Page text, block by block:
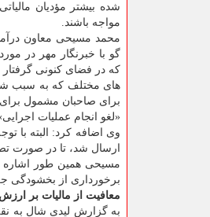
شده بیشتر مؤدیان
مواجه باشند.
محمد مسیحی معاون
گو با خبرنگار مهر در
كه در فضای كنونی
های مختلف كه به سبب
برای صاحبان مشمول
«لغو انجام عملیات
وی اضافه كرد: البته با
ارسال شد، تا در صورت
مسیحی همین طور اشاره
برخورداری از بخشودگی جرایم را
معافیت از مالیات بر
به گزارش لیدی شال به